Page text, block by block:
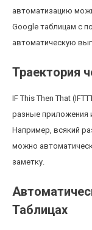
автоматизацию
Google таблицам с
автоматическую
Траектория
IF This Then That
разные приложения
Например, всякий
можно
заметку.
Таблицах